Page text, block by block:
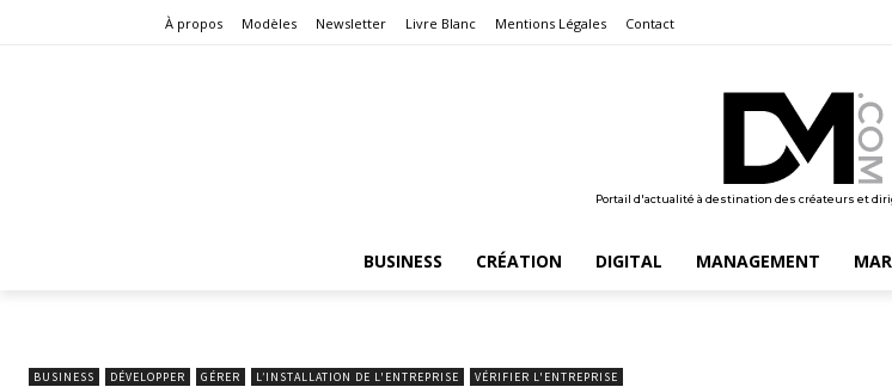
À propos Modèles Newsletter Livre Blanc Mentions Légales Contact
Portail d'actualité à destination des créateurs et
BUSINESS CRÉATION DIGITAL MANAGEMENT
BUSINESS DÉVELOPPER GÉRER L’INSTALLATION DE L'ENTREPRISE VÉRIFIER L'ENTREPRISE